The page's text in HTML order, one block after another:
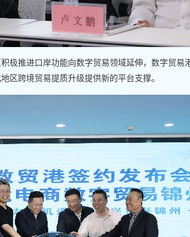
极推进口岸功能向数字贸易领域延伸，数字贸易
区跨境贸易提质升级提供新的平台支撑。